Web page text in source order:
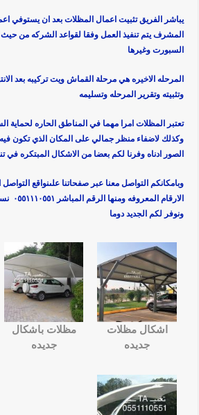
يباشر الفريق تثبيت اعمال المظلات بعد ان يستوفي
المشرف يتم تنفيذ العمل وفقا لقواعد الشركه من حيث
السبورت وغيرها
المرحله الاخيره هي مرحلة القماش ويت تركيبه بعد
وتثبيته وتقرير المرحله وتسليمه
تعتبر المظلات امرا مهما في المناطق الحاره لحماية
وكذلك لاضفاء منظر جمالي على المكان الذي تكون فيه
الصور ادناه وفرنا لكم بعضا من الاشكال المبتكره في
وبامكانكم التواصل معنا عبر صفحاتنا علىنواقع
ونوفر لكم الجديد دوما
اشكال مظلات
جديده
مظلات باشكال
جديده